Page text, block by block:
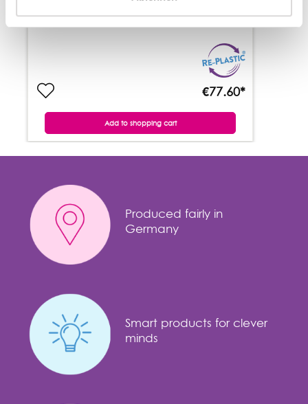
€77.60*
Add to shopping cart
Produced fairly in
Germany
Smart products for clever
minds